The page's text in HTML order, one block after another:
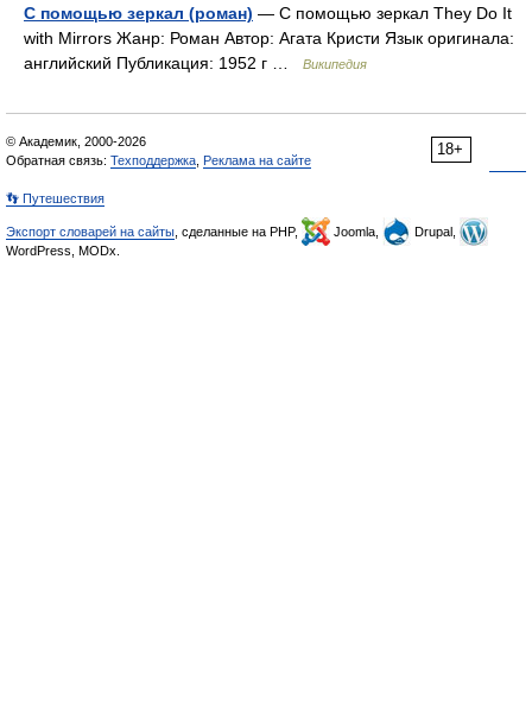
С помощью зеркал (роман) — С помощью зеркал They Do It
with Mirrors Жанр: Роман Автор: Агата Кристи Язык оригинала:
английский Публикация: 1952 г …
Википедия
18+
© Академик, 2000-2026
Обратная связь: Техподдержка Реклама на сайте
👣 Путешествия
Экспорт словарей на сайты , сделанные на PHP, Joomla,
Drupal,
WordPress, MODx.